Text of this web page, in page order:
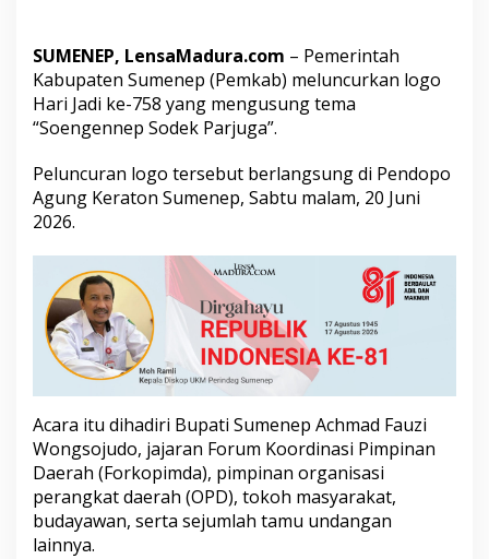
H
a
r
i
J
d
i
k
7
SUMENEP, LensaMadura.com – Pemerintah
Kabupaten Sumenep (Pemkab) meluncurkan logo
Hari Jadi ke-758 yang mengusung tema
“Soengennep Sodek Parjuga”.
Peluncuran logo tersebut berlangsung di Pendopo
Agung Keraton Sumenep, Sabtu malam, 20 Juni
2026.
Acara itu dihadiri Bupati Sumenep Achmad Fauzi
Wongsojudo, jajaran Forum Koordinasi Pimpinan
Daerah (Forkopimda), pimpinan organisasi
perangkat daerah (OPD), tokoh masyarakat,
budayawan, serta sejumlah tamu undangan
lainnya.